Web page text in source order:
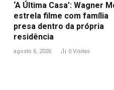
‘A Última Casa’: Wagner
estrela filme com família
presa dentro da própria
residência
agosto 6, 2026 0 Visitas